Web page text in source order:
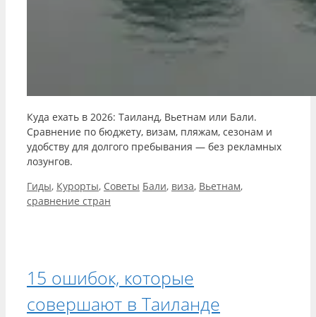
Куда ехать в 2026: Таиланд, Вьетнам или Бали.
Сравнение по бюджету, визам, пляжам, сезонам и
удобству для долгого пребывания — без рекламных
лозунгов.
Рубрики
Гиды, Курорты, Советы Метки
Бали, виза, Вьетнам,
сравнение стран
15 ошибок, которые
совершают в Таиланде